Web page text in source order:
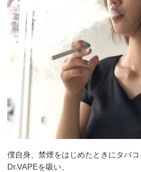
僕自身、禁煙をはじめたときにタバ
Dr.VAPEを吸い、